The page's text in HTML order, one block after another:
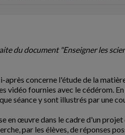
du document "Enseigner les
après concerne l'étude de la
vidéo fournies avec le cédérom.
séance y sont illustrés par une
en œuvre dans le cadre d'un
par les élèves, de réponses